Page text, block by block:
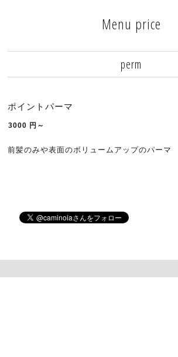
Menu price
perm
ポイントパーマ
3000 円～
前髪のみや表面のボリュームアップのパーマ